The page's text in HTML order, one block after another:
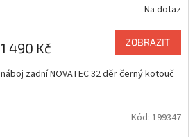
Na dotaz
1 490 Kč ZOBRAZIT
náboj zadní NOVATEC 32 děr černý kotouč
Kód: 199347